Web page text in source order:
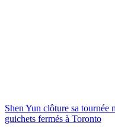
Shen Yun clôture sa tournée
guichets fermés à Toronto